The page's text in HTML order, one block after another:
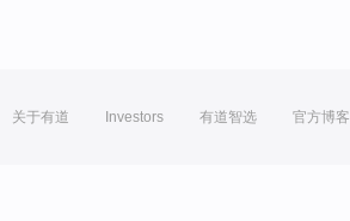
关于有道 Investors 有道智选 官方博客